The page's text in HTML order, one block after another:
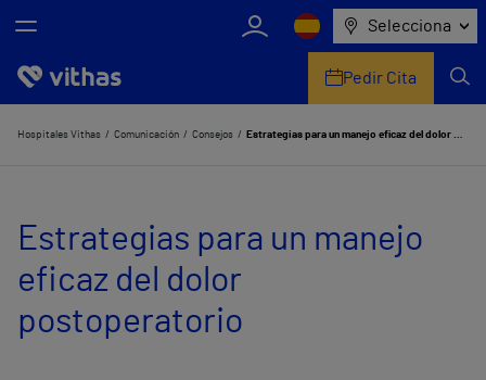
Selecciona
Nosotros
Servicios de salud
Equipo médico y asistencial
Información útil
Pedir Cita
Hospitales Vithas Comunicación Consejos Estrategias para un manejo eficaz del dolor postoperatorio
Estrategias para un manejo
eficaz del dolor
postoperatorio